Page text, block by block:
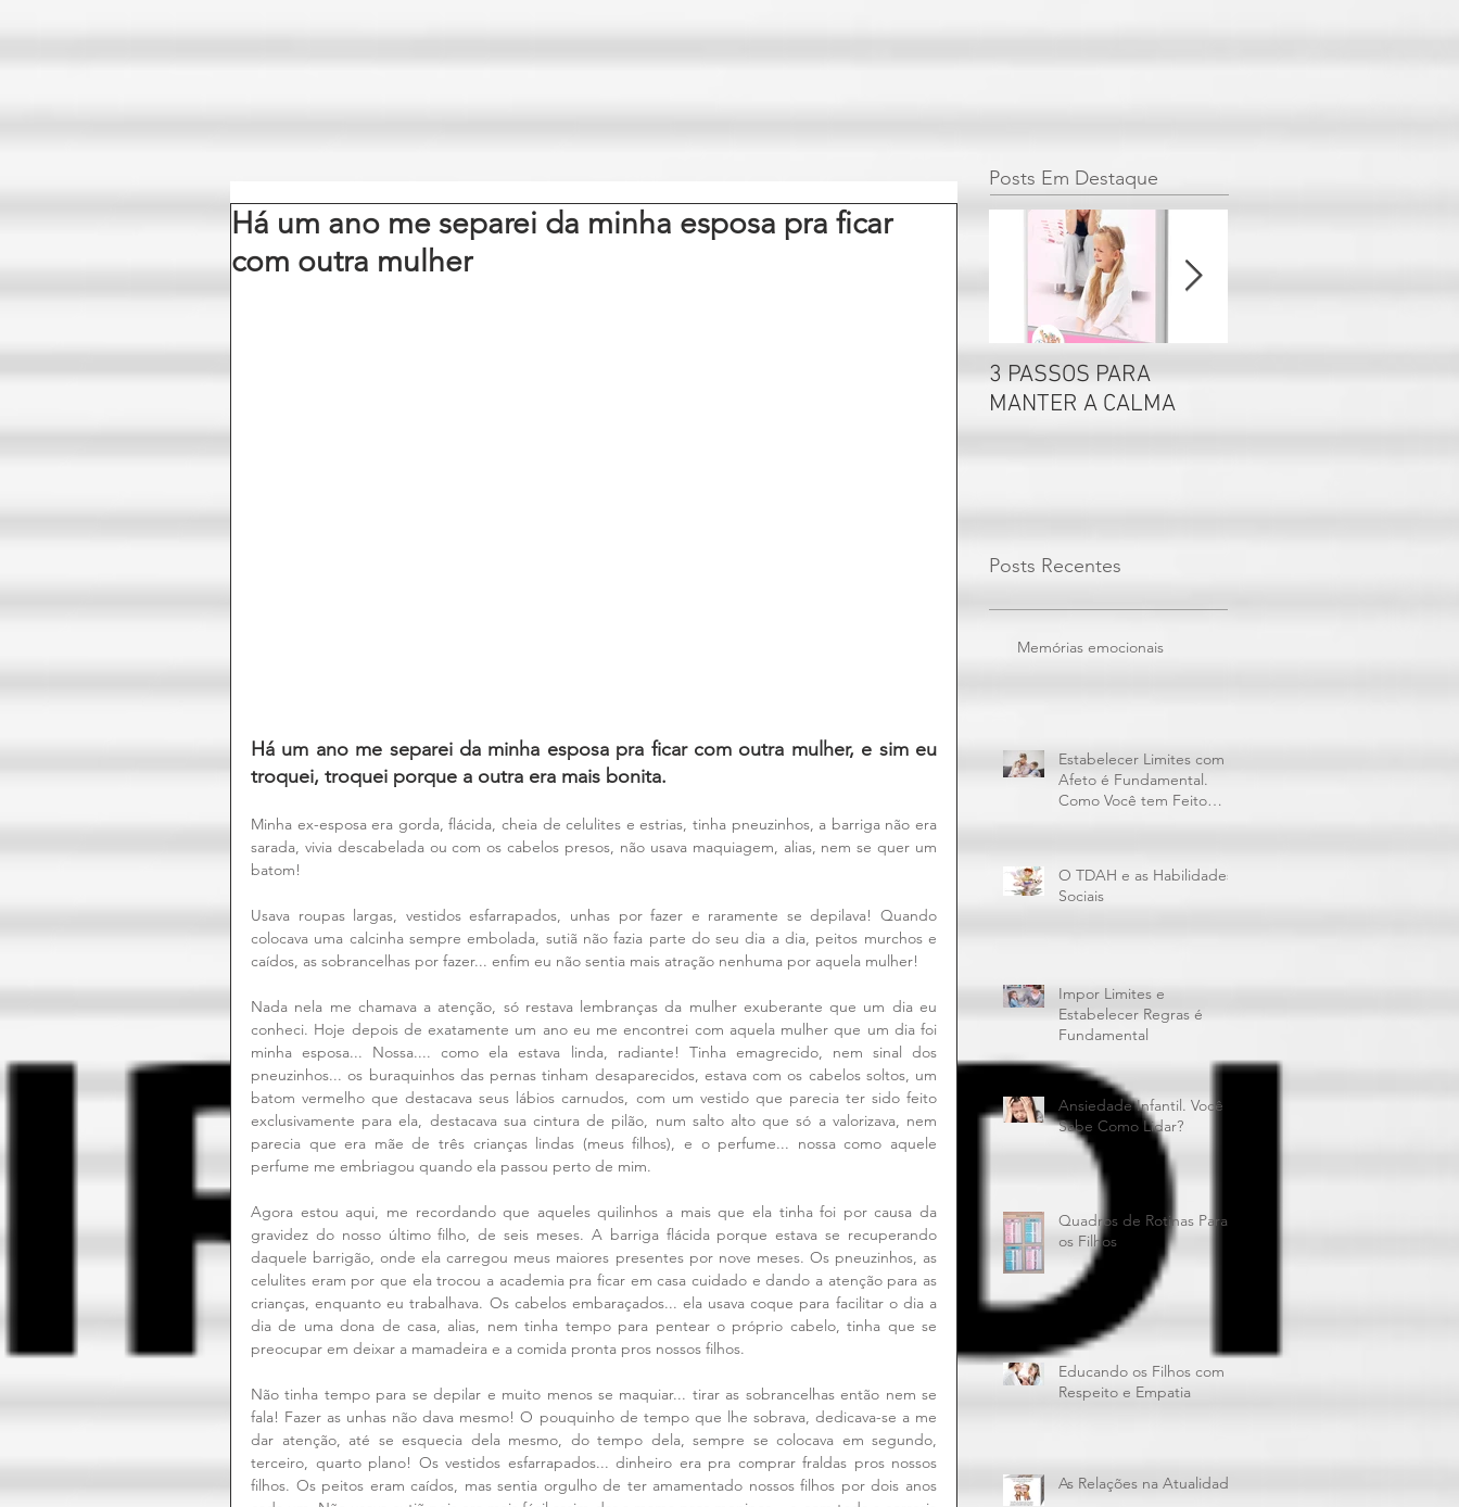
Há um ano me separei da minha esposa pra ficar
com outra mulher
Há um ano me separei da minha esposa pra ficar com outra mulher, e sim eu
troquei, troquei porque a outra era mais bonita.
Minha ex-esposa era gorda, flácida, cheia de celulites e estrias, tinha pneuzinhos, a barriga não era
sarada, vivia descabelada ou com os cabelos presos, não usava maquiagem, alias, nem se quer um
batom!
Usava roupas largas, vestidos esfarrapados, unhas por fazer e raramente se depilava! Quando
colocava uma calcinha sempre embolada, sutiã não fazia parte do seu dia a dia, peitos murchos e
caídos, as sobrancelhas por fazer... enfim eu não sentia mais atração nenhuma por aquela mulher!
Nada nela me chamava a atenção, só restava lembranças da mulher exuberante que um dia eu
conheci. Hoje depois de exatamente um ano eu me encontrei com aquela mulher que um dia foi
minha esposa... Nossa.... como ela estava linda, radiante! Tinha emagrecido, nem sinal dos
pneuzinhos... os buraquinhos das pernas tinham desaparecidos, estava com os cabelos soltos, um
batom vermelho que destacava seus lábios carnudos, com um vestido que parecia ter sido feito
exclusivamente para ela, destacava sua cintura de pilão, num salto alto que só a valorizava, nem
parecia que era mãe de três crianças lindas (meus filhos), e o perfume... nossa como aquele
perfume me embriagou quando ela passou perto de mim.
Agora estou aqui, me recordando que aqueles quilinhos a mais que ela tinha foi por causa da
gravidez do nosso último filho, de seis meses. A barriga flácida porque estava se recuperando
daquele barrigão, onde ela carregou meus maiores presentes por nove meses. Os pneuzinhos, as
celulites eram por que ela trocou a academia pra ficar em casa cuidado e dando a atenção para as
crianças, enquanto eu trabalhava. Os cabelos embaraçados... ela usava coque para facilitar o dia a
dia de uma dona de casa, alias, nem tinha tempo para pentear o próprio cabelo, tinha que se
preocupar em deixar a mamadeira e a comida pronta pros nossos filhos.
Não tinha tempo para se depilar e muito menos se maquiar... tirar as sobrancelhas então nem se
fala! Fazer as unhas não dava mesmo! O pouquinho de tempo que lhe sobrava, dedicava-se a me
dar atenção, até se esquecia dela mesmo, do tempo dela, sempre se colocava em segundo,
terceiro, quarto plano! Os vestidos esfarrapados... dinheiro era pra comprar fraldas pros nossos
filhos. Os peitos eram caídos, mas sentia orgulho de ter amamentado nossos filhos por dois anos
Posts Em Destaque
3 PASSOS PARA
MANTER A CALMA
Posts Recentes
Memórias emocionais
Estabelecer Limites com
Afeto é Fundamental.
Como Você tem Feito
O TDAH e as Habilidades
Sociais
Impor Limites e
Estabelecer Regras é
Fundamental
Ansiedade Infantil. Você
Sabe Como Lidar?
Quadros de Rotinas Para
os Filhos
Educando os Filhos com
Respeito e Empatia
As Relações na Atualidade